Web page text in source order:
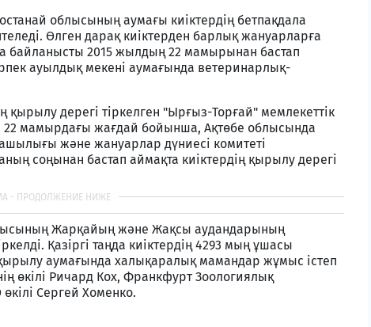
облысының аумағы киіктердің бетпақдала
Өлген дарақ киіктерден барлық жануарларға
байланысты 2015 жылдың 22 мамырынан бастап
ауылдық мекені аумағында ветеринарлық-
қырылу дерегі тіркелген "Ырғыз-Торғай" мемлекеттік
22 мамырдағы жағдай бойынша, Ақтөбе облысында
және жануарлар дүниесі комитеті
соңынан бастап аймақта киіктердің қырылу дерегі
Жарқайың және Жақсы аудандарының
Қазіргі таңда киіктердің 4293 мың ұшасы
аумағында халықаралық мамандар жұмыс істеп
өкілі Ричард Кох, Франкфурт Зоологиялық
Сергей Хоменко.